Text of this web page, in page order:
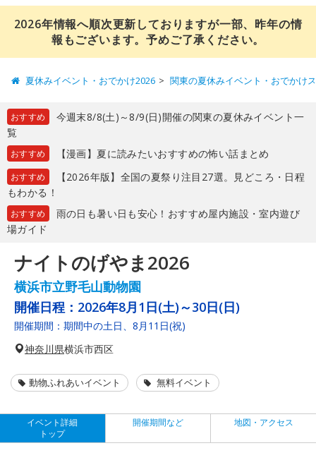
2026年情報へ順次更新しておりますが一部、昨年の情
報もございます。予めご了承ください。
夏休みイベント・おでかけ2026 関東の夏休みイベント・おでかけ
おすすめ
今週末8/8(土)～8/9(日)開催の関東の夏休みイベント一
覧
おすすめ 【漫画】夏に読みたいおすすめの怖い話まとめ
おすすめ
【2026年版】全国の夏祭り注目27選。見どころ・日程
もわかる！
おすすめ
雨の日も暑い日も安心！おすすめ屋内施設・室内遊び
場ガイド
ナイトのげやま2026
横浜市立野毛山動物園
開催日程： 2026年8月1日(土)～30日(日)
開催期間：期間中の土日、8月11日(祝)
神奈川県横浜市西区
動物ふれあいイベント 無料イベント
イベント詳細
トップ
開催期間など 地図・アクセス